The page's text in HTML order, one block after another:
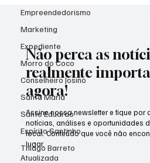
Empreendedorismo
Marketing
Expediente
Morro do Coco
Conselheiro Josino
Santa Maria
Santo Eduardo
Espírito Santinho
Thiago Barreto
Atualizada
Não perca as
realmente
agora!
Assine nossa newsletter e fique por
notícias, análises e oportunidades
local. Conteúdo que você não
lugar.